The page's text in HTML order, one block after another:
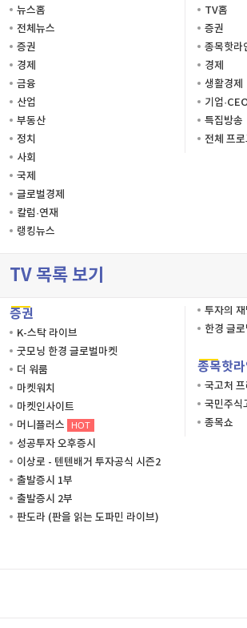
뉴스홈
전체뉴스
증권
경제
금융
산업
부동산
정치
사회
국제
글로벌경제
칼럼·연재
랭킹뉴스
TV홈
증권
종목핫라
경제
생활경제
기업
특집방송
전체 프
TV 목록 보기
증권
K-스탁 라이브
굿모닝 한경 글로벌마켓
더 워룸
마켓워치
마켓인사이트
머니플러스
HOT
성공투자 오후증시
이상로 - 텐텐배거 투자공식 시즌2
출발증시 1부
출발증시 2부
판도라 (판을 읽는 도파민 라이브)
투자의
한경 글
종목핫
국고처
국민주식
종목쇼